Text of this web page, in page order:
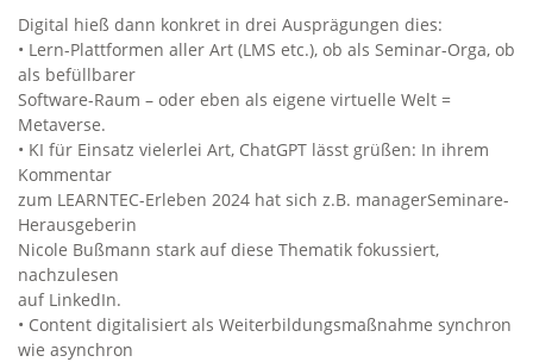
Digital hieß dann konkret in drei Ausprägungen dies:
• Lern-Plattformen aller Art (LMS etc.), ob als Seminar-Orga, ob
als befüllbarer
Software-Raum – oder eben als eigene virtuelle Welt =
Metaverse.
• KI für Einsatz vielerlei Art, ChatGPT lässt grüßen: In ihrem
Kommentar
zum LEARNTEC-Erleben 2024 hat sich z.B. managerSeminare-
Herausgeberin
Nicole Bußmann stark auf diese Thematik fokussiert,
nachzulesen
auf LinkedIn.
• Content digitalisiert als Weiterbildungsmaßnahme synchron
wie asynchron